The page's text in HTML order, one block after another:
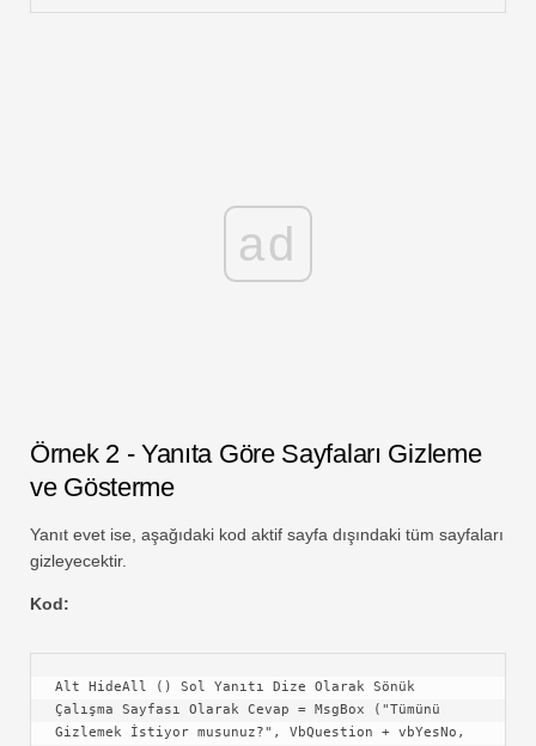
ad
Örnek 2 - Yanıta Göre Sayfaları Gizleme
ve Gösterme
Yanıt evet ise, aşağıdaki kod aktif sayfa dışındaki tüm sayfaları
gizleyecektir.
Kod:
Alt HideAll () Sol Yanıtı Dize Olarak Sönük
Çalışma Sayfası Olarak Cevap = MsgBox ("Tümünü
Gizlemek İstiyor musunuz?", VbQuestion + vbYesNo,